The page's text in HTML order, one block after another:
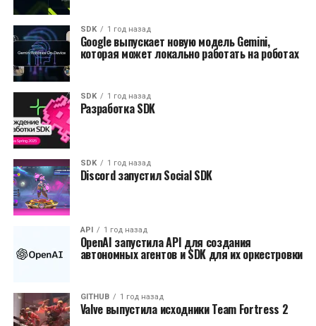
SDK 1 год назад
Google выпускает новую модель Gemini,
которая может локально работать на роботах
SDK 1 год назад
Разработка SDK
SDK 1 год назад
Discord запустил Social SDK
API 1 год назад
OpenAI запустила API для создания
автономных агентов и SDK для их оркестровки
GITHUB 1 год назад
Valve выпустила исходники Team Fortress 2